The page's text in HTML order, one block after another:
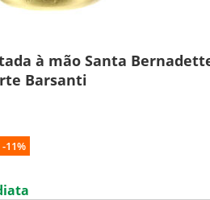
à mão Santa
Barsanti
-11%